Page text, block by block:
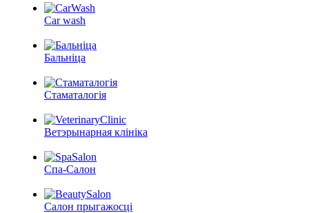
Car wash
Бальніца
Стаматалогія
Ветэрынарная клініка
Спа-Салон
Салон прыгажосці